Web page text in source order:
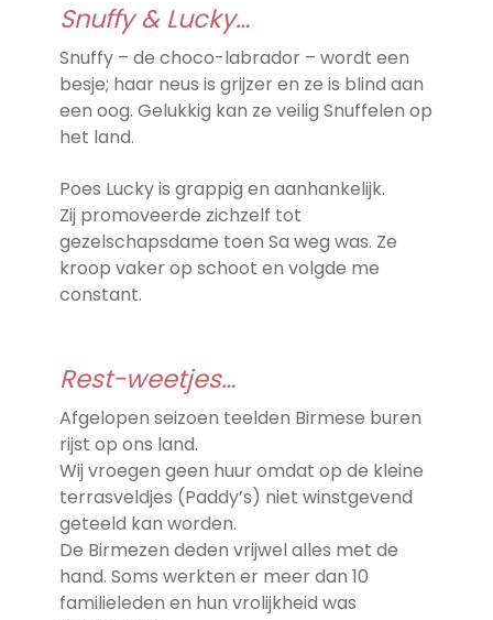
Snuffy & Lucky…
Snuffy – de choco-labrador – wordt een
besje; haar neus is grijzer en ze is blind aan
een oog. Gelukkig kan ze veilig Snuffelen op
het land.
Poes Lucky is grappig en aanhankelijk.
Zij promoveerde zichzelf tot
gezelschapsdame toen Sa weg was. Ze
kroop vaker op schoot en volgde me
constant.
Rest-weetjes…
Afgelopen seizoen teelden Birmese buren
rijst op ons land.
Wij vroegen geen huur omdat op de kleine
terrasveldjes (Paddy’s) niet winstgevend
geteeld kan worden.
De Birmezen deden vrijwel alles met de
hand. Soms werkten er meer dan 10
familieleden en hun vrolijkheid was